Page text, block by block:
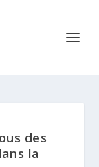
des
la